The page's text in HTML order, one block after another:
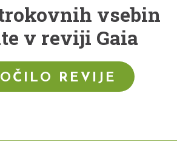
vsebin
v reviji Gaia
REVIJE